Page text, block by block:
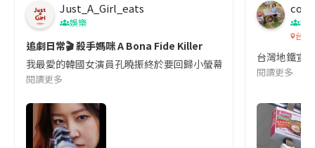
Just_A_Girl_eats
娛樂
追劇日常🎬 殺手媽咪 A Bona Fide Killer
我最愛的韓國女演員孔曉振終於要回歸小螢幕啦!這次的劇本改編
閱讀更多
co
吹
台灣
台灣地鐵宣
閱讀更多